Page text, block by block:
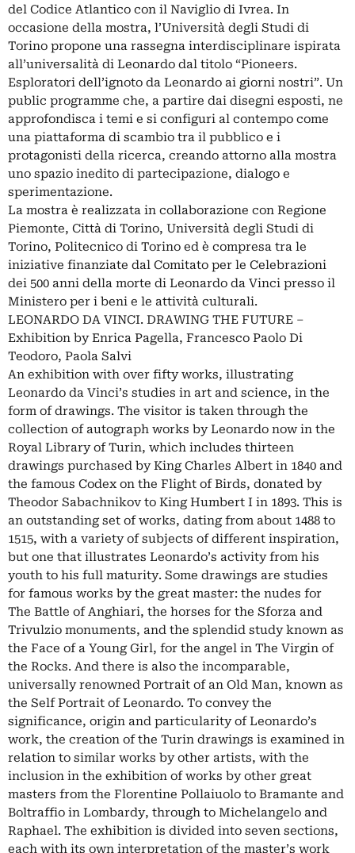
del Codice Atlantico con il Naviglio di Ivrea. In
occasione della mostra, l’Università degli Studi di
Torino propone una rassegna interdisciplinare ispirata
all’universalità di Leonardo dal titolo “Pioneers.
Esploratori dell’ignoto da Leonardo ai giorni nostri”. Un
public programme che, a partire dai disegni esposti, ne
approfondisca i temi e si configuri al contempo come
una piattaforma di scambio tra il pubblico e i
protagonisti della ricerca, creando attorno alla mostra
uno spazio inedito di partecipazione, dialogo e
sperimentazione.
La mostra è realizzata in collaborazione con Regione
Piemonte, Città di Torino, Università degli Studi di
Torino, Politecnico di Torino ed è compresa tra le
iniziative finanziate dal Comitato per le Celebrazioni
dei 500 anni della morte di Leonardo da Vinci presso il
Ministero per i beni e le attività culturali.
LEONARDO DA VINCI. DRAWING THE FUTURE –
Exhibition by Enrica Pagella, Francesco Paolo Di
Teodoro, Paola Salvi
An exhibition with over fifty works, illustrating
Leonardo da Vinci’s studies in art and science, in the
form of drawings. The visitor is taken through the
collection of autograph works by Leonardo now in the
Royal Library of Turin, which includes thirteen
drawings purchased by King Charles Albert in 1840 and
the famous Codex on the Flight of Birds, donated by
Theodor Sabachnikov to King Humbert I in 1893. This is
an outstanding set of works, dating from about 1488 to
1515, with a variety of subjects of different inspiration,
but one that illustrates Leonardo’s activity from his
youth to his full maturity. Some drawings are studies
for famous works by the great master: the nudes for
The Battle of Anghiari, the horses for the Sforza and
Trivulzio monuments, and the splendid study known as
the Face of a Young Girl, for the angel in The Virgin of
the Rocks. And there is also the incomparable,
universally renowned Portrait of an Old Man, known as
the Self Portrait of Leonardo. To convey the
significance, origin and particularity of Leonardo’s
work, the creation of the Turin drawings is examined in
relation to similar works by other artists, with the
inclusion in the exhibition of works by other great
masters from the Florentine Pollaiuolo to Bramante and
Boltraffio in Lombardy, through to Michelangelo and
Raphael. The exhibition is divided into seven sections,
each with its own interpretation of the master’s work